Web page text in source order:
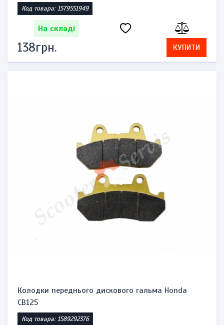
Код товара: 1579551949
На складі
138грн. КУПИТИ
Колодки переднього дискового гальма Honda
CB125
Код товара: 1589292376